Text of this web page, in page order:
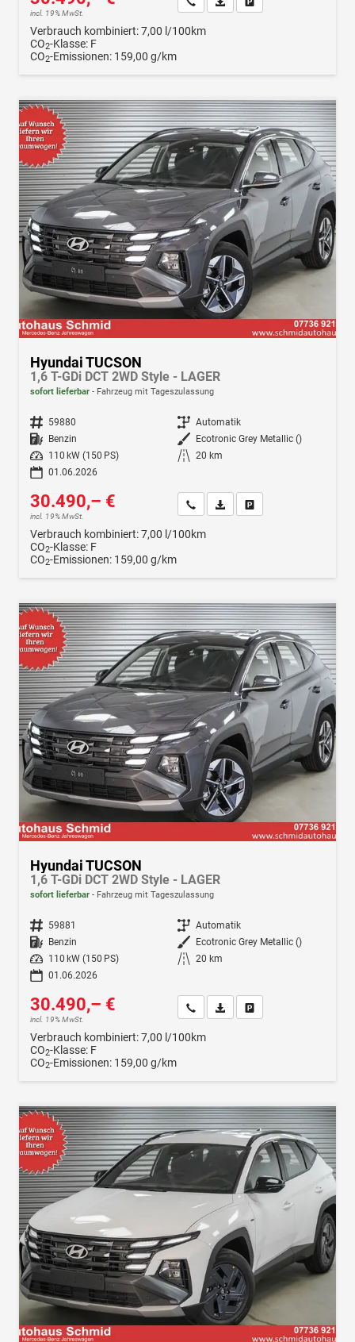
incl. 19% MwSt.
Verbrauch kombiniert:7,00 l/100km
CO2-Klasse: F
CO2-Emissionen: 159,00 g/km
Hyundai TUCSON
1,6 T-GDi DCT 2WD Style - LAGER
sofort lieferbar Fahrzeug mit Tageszulassung
Fahrzeugnr. 59880 Getriebe Automatik
Kraftstoff Benzin Außenfarbe Ecotronic Grey Metallic ()
Leistung
110 kW (150 PS) Kilometerstand 20 km
01.06.2026
30.490,– €
incl. 19% MwSt.
Wir rufen Sie anFahrzeugexposé (PDF)
Verbrauch kombiniert:7,00 l/100km
CO2-Klasse: F
CO2-Emissionen: 159,00 g/km
Hyundai TUCSON
1,6 T-GDi DCT 2WD Style - LAGER
sofort lieferbar Fahrzeug mit Tageszulassung
Fahrzeugnr. 59881 Getriebe Automatik
Kraftstoff Benzin Außenfarbe Ecotronic Grey Metallic ()
Leistung
110 kW (150 PS) Kilometerstand 20 km
01.06.2026
30.490,– €
incl. 19% MwSt.
Wir rufen Sie anFahrzeugexposé (PDF)
Verbrauch kombiniert:7,00 l/100km
CO2-Klasse: F
CO2-Emissionen: 159,00 g/km